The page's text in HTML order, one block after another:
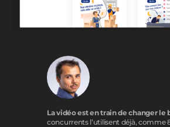
La vidéo est en train de changer le
concurrents l’utilisent déjà, comme